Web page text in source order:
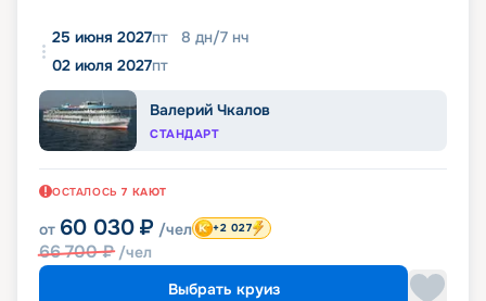
25 июня 2027пт 8 дн/7 нч
02 июля 2027пт
Валерий Чкалов
СТАНДАРТ
ОСТАЛОСЬ 7 КАЮТ
от 60 030 ₽ /чел
66 700₽ /чел
+2 027
Выбрать круиз